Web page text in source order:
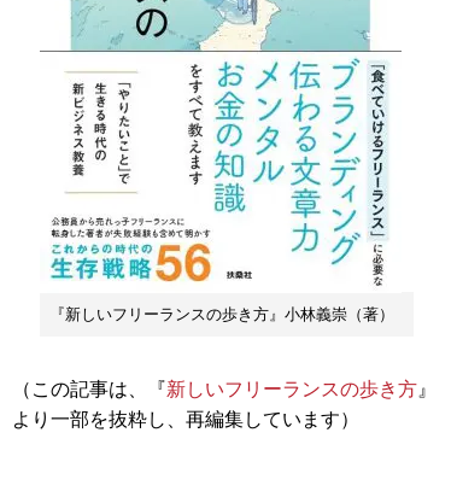
『新しいフリーランスの歩き方』小林義崇（著）
（この記事は、『新しいフリーランスの歩き方 』
より一部を抜粋し、再編集しています）